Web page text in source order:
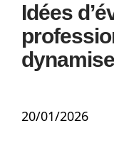
Idées
20/01/2026